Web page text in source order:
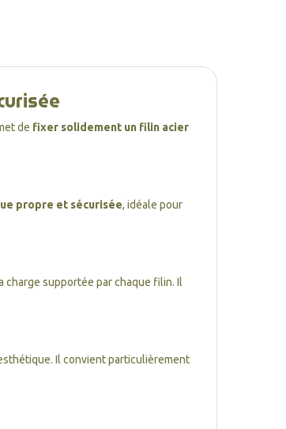
de fixer solidement un filin acier
propre et sécurisée, idéale pour
charge supportée par chaque filin. Il
Il convient particulièrement